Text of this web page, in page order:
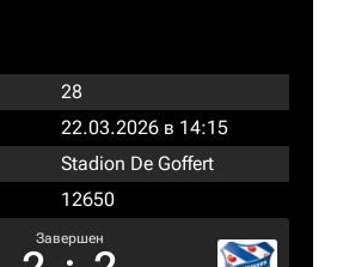
28
22.03.2026 в 14:15
Stadion De Goffert
12650
Завершен